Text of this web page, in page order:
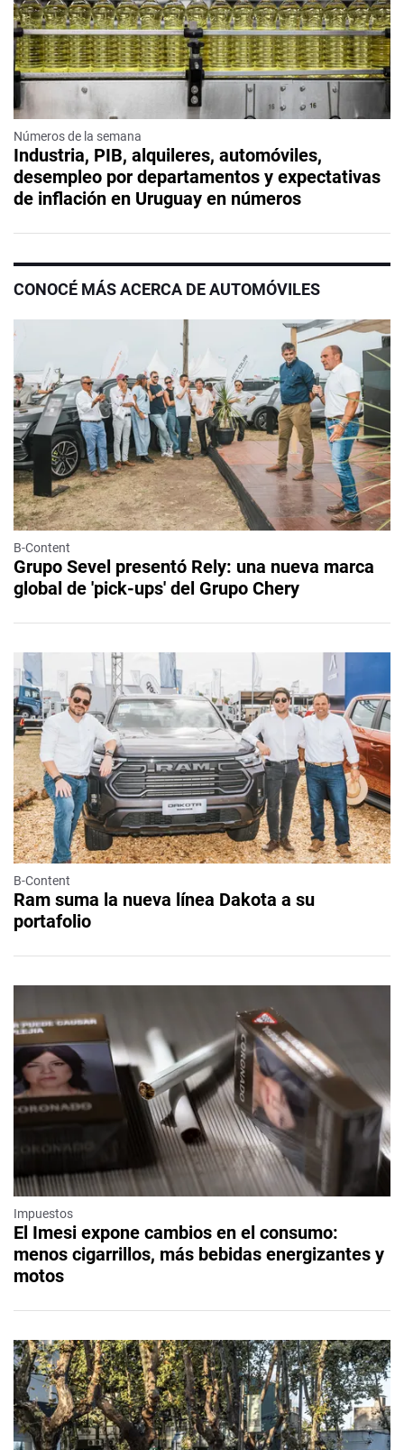
Números de la semana
Industria, PIB, alquileres, automóviles,
desempleo por departamentos y expectativas
de inflación en Uruguay en números
CONOCÉ MÁS ACERCA DE AUTOMÓVILES
B-Content
Grupo Sevel presentó Rely: una nueva marca
global de 'pick-ups' del Grupo Chery
B-Content
Ram suma la nueva línea Dakota a su
portafolio
Impuestos
El Imesi expone cambios en el consumo:
menos cigarrillos, más bebidas energizantes y
motos